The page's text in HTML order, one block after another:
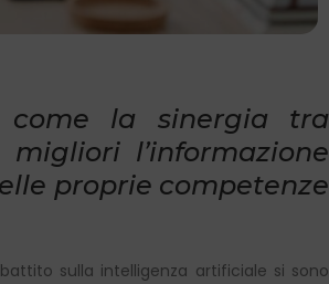
come la sinergia tra
l’informazione
proprie competenze
sulla intelligenza artificiale si sono